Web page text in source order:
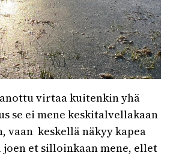
virtaa kuitenkin yhä
se ei mene keskitalvellakaan
vaan keskellä näkyy kapea
et silloinkaan mene, ellet